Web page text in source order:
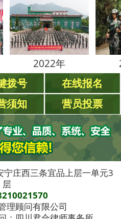
2022年 2021年
拨号
在线报名
须知 营员投票
庄西三条宜品上层一单元3
层
理顾问有限公司